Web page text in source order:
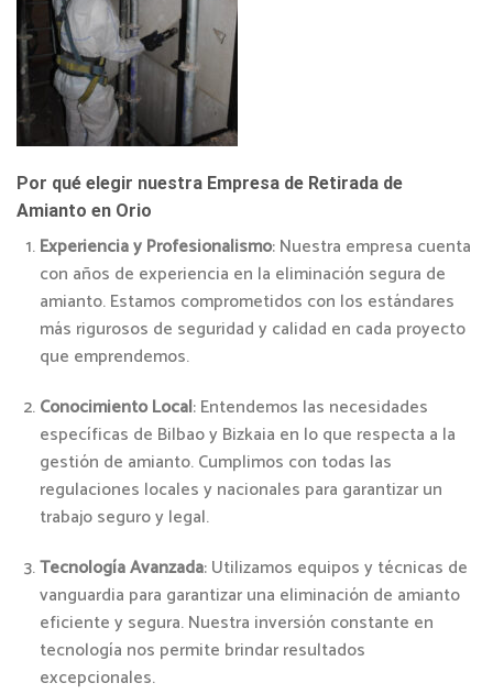
Por qué elegir nuestra Empresa de Retirada de
Amianto en Orio
Experiencia y Profesionalismo: Nuestra empresa cuenta
con años de experiencia en la eliminación segura de
amianto. Estamos comprometidos con los estándares
más rigurosos de seguridad y calidad en cada proyecto
que emprendemos.
Conocimiento Local: Entendemos las necesidades
específicas de Bilbao y Bizkaia en lo que respecta a la
gestión de amianto. Cumplimos con todas las
regulaciones locales y nacionales para garantizar un
trabajo seguro y legal.
Tecnología Avanzada: Utilizamos equipos y técnicas de
vanguardia para garantizar una eliminación de amianto
eficiente y segura. Nuestra inversión constante en
tecnología nos permite brindar resultados
excepcionales.